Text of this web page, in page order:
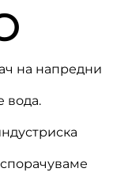
на напредни
вода.